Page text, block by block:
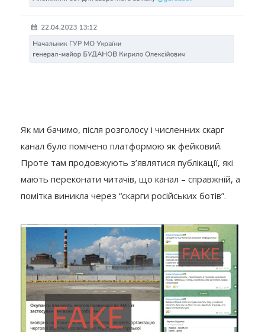
Як ми бачимо, після розголосу і численних скарг
канал було помічено платформою як фейковий.
Проте там продовжують з’являтися публікації, які
мають переконати читачів, що канал – справжній, а
помітка виникла через “скарги російських ботів”.